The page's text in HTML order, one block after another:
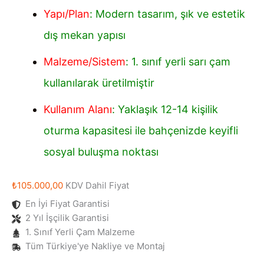
Yapı/Plan: Modern tasarım, şık ve estetik
dış mekan yapısı
Malzeme/Sistem: 1. sınıf yerli sarı çam
kullanılarak üretilmiştir
Kullanım Alanı: Yaklaşık 12-14 kişilik
oturma kapasitesi ile bahçenizde keyifli
sosyal buluşma noktası
₺105.000,00 KDV Dahil Fiyat
En İyi Fiyat Garantisi
2 Yıl İşçilik Garantisi
1. Sınıf Yerli Çam Malzeme
Tüm Türkiye'ye Nakliye ve Montaj